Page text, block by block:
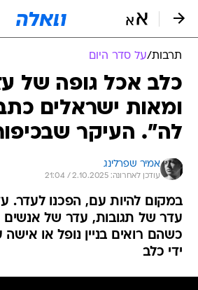
תרבות/על סדר היום
כלב אכל גופה של
ומאות ישראלים
לה". העיקר
אמיר שפרלינג
עודכן לאחרונה: 2.10.2025 / 21:04
במקום להיות עם, הפכנו לעדר.
עדר של תגובות, עדר של אנשים
כשהם רואים בניין נופל או
ידי כלב